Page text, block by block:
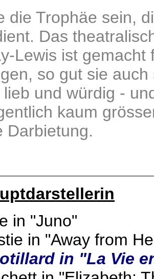
die Trophäe sein,
Das
Lewis ist
so gut sie
lieb und würdig -
kaum
Darbietung.
in "Juno"
in "Away from
in "La Vie